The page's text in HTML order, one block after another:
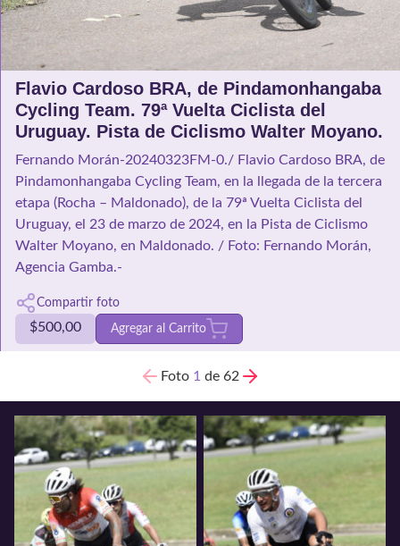
Flavio Cardoso BRA, de Pindamonhangaba
Cycling Team. 79ª Vuelta Ciclista del
Uruguay. Pista de Ciclismo Walter Moyano.
Fernando Morán-20240323FM-0./ Flavio Cardoso BRA, de
Pindamonhangaba Cycling Team, en la llegada de la tercera
etapa (Rocha – Maldonado), de la 79ª Vuelta Ciclista del
Uruguay, el 23 de marzo de 2024, en la Pista de Ciclismo
Walter Moyano, en Maldonado. / Foto: Fernando Morán,
Agencia Gamba.-
Compartir foto
$500,00 Agregar al Carrito
Foto 1 de 62